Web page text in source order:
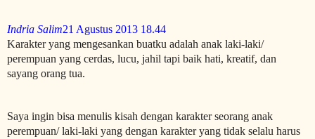
Indria Salim21 Agustus 2013 18.44
Karakter yang mengesankan buatku adalah anak laki-laki/
perempuan yang cerdas, lucu, jahil tapi baik hati, kreatif, dan
sayang orang tua.
Saya ingin bisa menulis kisah dengan karakter seorang anak
perempuan/ laki-laki yang dengan karakter yang tidak selalu harus